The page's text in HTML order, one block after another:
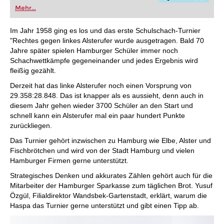
Mehr...
Im Jahr 1958 ging es los und das erste Schulschach-Turnier
"Rechtes gegen linkes Alsterufer wurde ausgetragen. Bald 70
Jahre später spielen Hamburger Schüler immer noch
Schachwettkämpfe gegeneinander und jedes Ergebnis wird
fleißig gezählt.
Derzeit hat das linke Alsterufer noch einen Vorsprung von
29.358:28.848. Das ist knapper als es aussieht, denn auch in
diesem Jahr gehen wieder 3700 Schüler an den Start und
schnell kann ein Alsterufer mal ein paar hundert Punkte
zurückliegen.
Das Turnier gehört inzwischen zu Hamburg wie Elbe, Alster und
Fischbrötchen und wird von der Stadt Hamburg und vielen
Hamburger Firmen gerne unterstützt.
Strategisches Denken und akkurates Zählen gehört auch für die
Mitarbeiter der Hamburger Sparkasse zum täglichen Brot. Yusuf
Özgül, Filialdirektor Wandsbek-Gartenstadt, erklärt, warum die
Haspa das Turnier gerne unterstützt und gibt einen Tipp ab.